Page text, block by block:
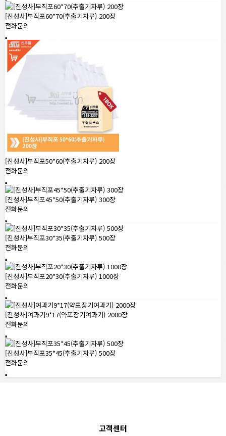
[진성사]부직포60*70(추출기자루) 200장
전화문의
[진성사]부직포50*60(추출기자루) 200장
전화문의
[진성사]부직포45*50(추출기자루) 300장
전화문의
[진성사]부직포30*35(추출기자루) 500장
전화문의
[진성사]부직포20*30(추출기자루) 1000장
전화문의
[진성사]여과기9*17(약포장기여과기) 2000장
전화문의
[진성사]부직포35*45(추출기자루) 500장
전화문의
고객센터